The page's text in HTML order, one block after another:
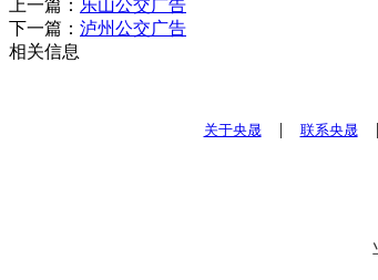
上一篇： 乐山公交广告
下一篇： 泸州公交广告
相关信息
关于央晟| 联系央晟